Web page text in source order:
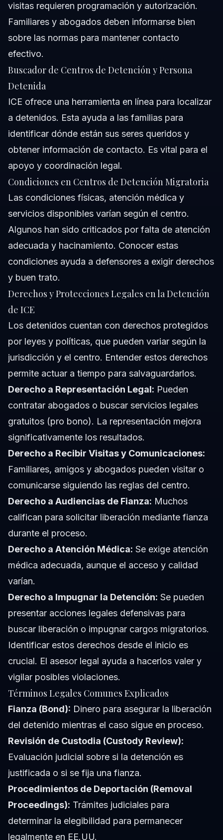
visitas requieren programación y autorización.
Familiares y abogados deben informarse bien
sobre las normas para mantener contacto
efectivo.
Buscador de Centros de Detención y Persona
Detenida
ICE ofrece una herramienta en línea para localizar
a detenidos. Esta ayuda a las familias para
identificar dónde están sus seres queridos y
obtener información de contacto. Es vital para el
apoyo y coordinación legal.
Condiciones en Centros de Detención Migratoria
Las condiciones físicas, atención médica y
servicios disponibles varían según el centro.
Algunos han sido criticados por falta de atención
adecuada y hacinamiento. Conocer estas
condiciones ayuda a defensores a exigir derechos
y buen trato.
Derechos y Protecciones Legales en la Detención
de ICE
Los detenidos cuentan con derechos protegidos
por leyes y políticas, que pueden variar según la
jurisdicción y el centro. Entender estos derechos
permite actuar a tiempo para salvaguardarlos.
Derecho a Representación Legal: Pueden
contratar abogados o buscar servicios legales
gratuitos (pro bono). La representación mejora
significativamente los resultados.
Derecho a Recibir Visitas y Comunicaciones:
Familiares, amigos y abogados pueden visitar o
comunicarse siguiendo las reglas del centro.
Derecho a Audiencias de Fianza: Muchos
califican para solicitar liberación mediante fianza
durante el proceso.
Derecho a Atención Médica: Se exige atención
médica adecuada, aunque el acceso y calidad
varían.
Derecho a Impugnar la Detención: Se pueden
presentar acciones legales defensivas para
buscar liberación o impugnar cargos migratorios.
Identificar estos derechos desde el inicio es
crucial. El asesor legal ayuda a hacerlos valer y
vigilar posibles violaciones.
Términos Legales Comunes Explicados
Fianza (Bond): Dinero para asegurar la liberación
del detenido mientras el caso sigue en proceso.
Revisión de Custodia (Custody Review):
Evaluación judicial sobre si la detención es
justificada o si se fija una fianza.
Procedimientos de Deportación (Removal
Proceedings): Trámites judiciales para
determinar la elegibilidad para permanecer
legalmente en EE.UU.